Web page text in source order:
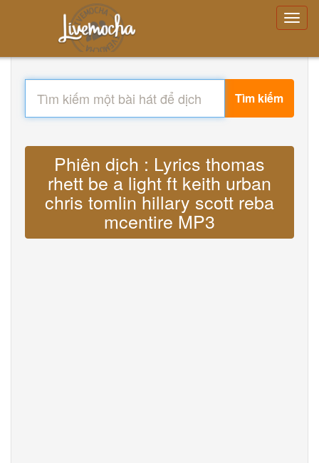
Tìm kiếm
Phiên dịch : Lyrics thomas
rhett be a light ft keith urban
chris tomlin hillary scott reba
mcentire MP3